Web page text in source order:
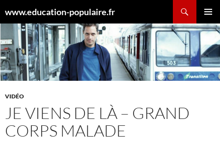
au
contenu
www.education-populaire.fr
MENU
VIDÉO
JE VIENS DE LÀ – GRAND
CORPS MALADE